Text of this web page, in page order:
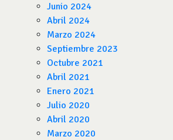
Junio 2024
Abril 2024
Marzo 2024
Septiembre 2023
Octubre 2021
Abril 2021
Enero 2021
Julio 2020
Abril 2020
Marzo 2020